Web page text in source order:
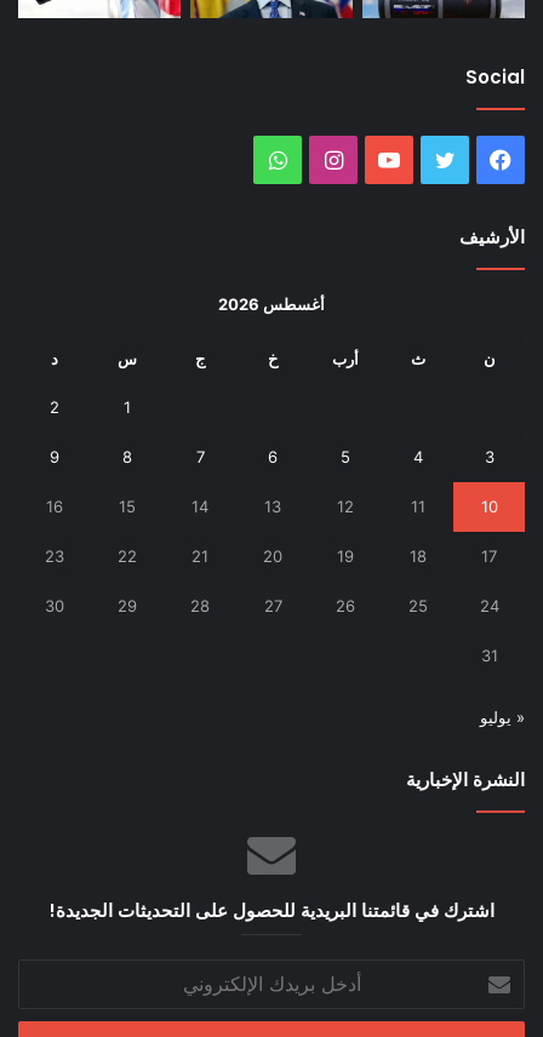
Social
فيسبوك تويتر يوتيوبانستقرامواتساب
الأرشيف
أغسطس 2026
ن ث أرب خ ج س د
1
2
3
4
5
6
7
8
9
10
11
12
13
14
15
16
17
18
19
20
21
22
23
24
25
26
27
28
29
30
31
« يوليو
النشرة الإخبارية
اشترك في قائمتنا البريدية للحصول على التحديثات الجديدة!
بريدك
الإلكتروني